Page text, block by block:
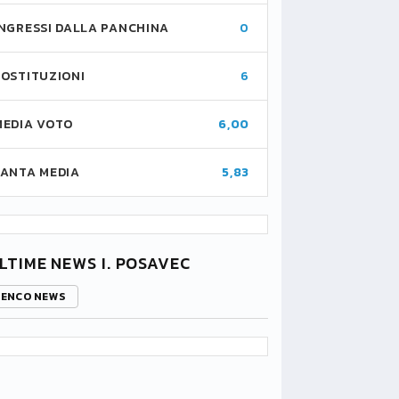
DALLA PANCHINA 0
6
VOTO 6,00
MEDIA 5,83
NEWS I. POSAVEC
NEWS